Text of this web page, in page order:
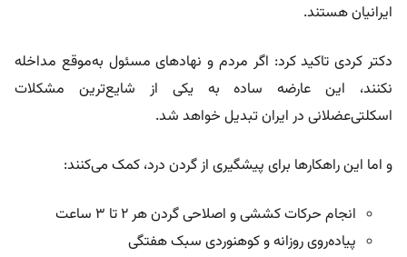
ایرانیان هستند.
دکتر کردی تاکید کرد: اگر مردم و نهادهای مسئول به‌موقع مداخله
نکنند، این عارضه ساده به یکی از شایع‌ترین مشکلات
اسکلتی‌عضلانی در ایران تبدیل خواهد شد.
و اما این راهکارها برای پیشگیری از گردن‌ درد، کمک می‌کنند:
انجام حرکات کششی و اصلاحی گردن هر ۲ تا ۳ ساعت
پیاده‌روی روزانه و کوهنوردی سبک هفتگی